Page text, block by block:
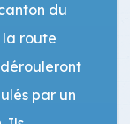
du
la route
par un